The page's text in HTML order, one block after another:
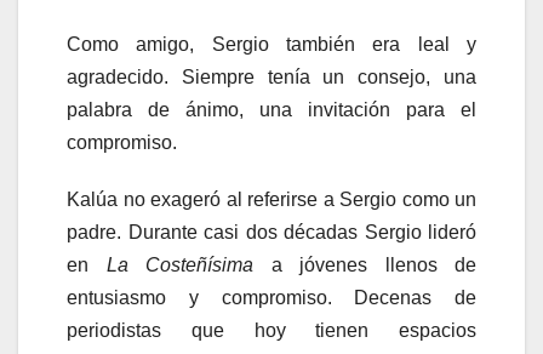
Como amigo, Sergio también era leal y
agradecido. Siempre tenía un consejo, una
palabra de ánimo, una invitación para el
compromiso.
Kalúa no exageró al referirse a Sergio como un
padre. Durante casi dos décadas Sergio lideró
en La Costeñísima a jóvenes llenos de
entusiasmo y compromiso. Decenas de
periodistas que hoy tienen espacios